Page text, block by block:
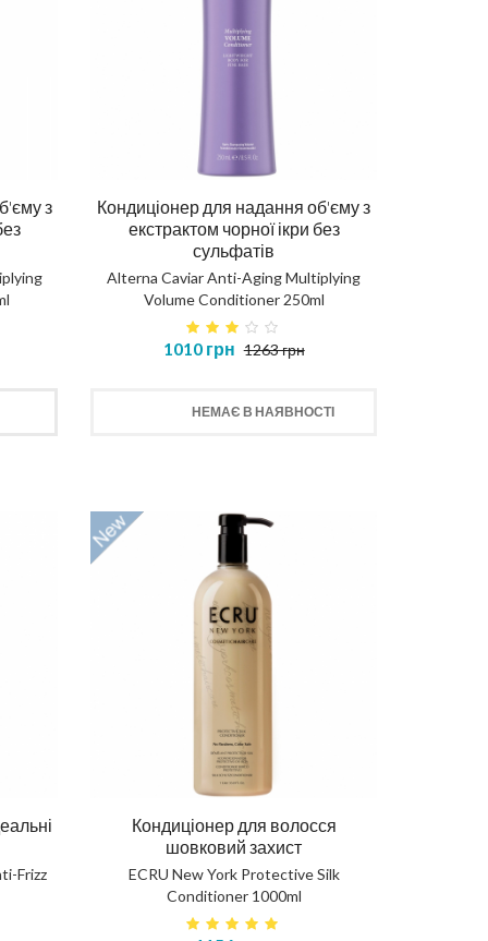
з
Кондиціонер для надання об'єму з
екстрактом чорної ікри без
сульфатів
Alterna Caviar Anti-Aging Multiplying
Volume Conditioner 250ml
1010 грн 1263 грн
НЕМАЄ В НАЯВНОСТІ
Frizz
Кондиціонер для волосся
шовковий захист
ECRU New York Protective Silk
Conditioner 1000ml